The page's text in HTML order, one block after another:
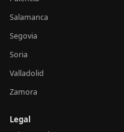
Salamanca
Segovia
Soria
Valladolid
Zamora
Legal